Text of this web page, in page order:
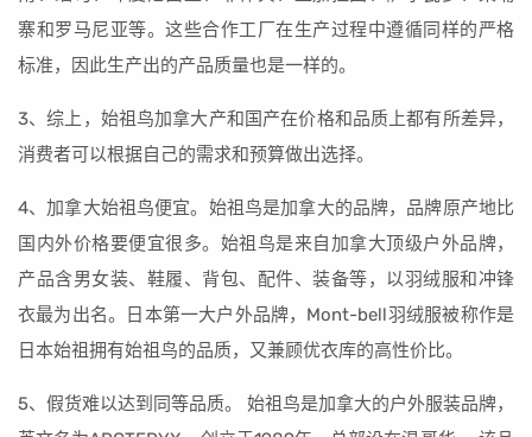
寨和罗马尼亚等。这些合作工厂在生产过程中遵循同样的严格
标准，因此生产出的产品质量也是一样的。
3、综上，始祖鸟加拿大产和国产在价格和品质上都有所差异，
消费者可以根据自己的需求和预算做出选择。
4、加拿大始祖鸟便宜。始祖鸟是加拿大的品牌，品牌原产地比
国内外价格要便宜很多。始祖鸟是来自加拿大顶级户外品牌，
产品含男女装、鞋履、背包、配件、装备等，以羽绒服和冲锋
衣最为出名。日本第一大户外品牌，Mont-bell羽绒服被称作是
日本始祖拥有始祖鸟的品质，又兼顾优衣库的高性价比。
5、假货难以达到同等品质。 始祖鸟是加拿大的户外服装品牌，